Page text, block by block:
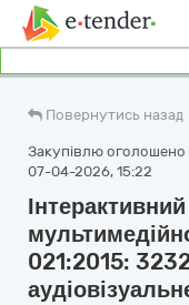
Повернутись назад
Закупівлю оголошено
07-04-2026, 15:22
021:2015: